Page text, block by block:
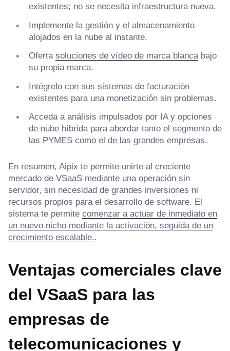
existentes; no se necesita infraestructura nueva.
Implemente la gestión y el almacenamiento
alojados en la nube al instante.
Oferta soluciones de vídeo de marca blancabajo
su propia marca.
Intégrelo con sus sistemas de facturación
existentes para una monetización sin problemas.
Acceda a análisis impulsados por IA y opciones
de nube híbrida para abordar tanto el segmento de
las PYMES como el de las grandes empresas.
En resumen, Aipix te permite unirte al creciente
mercado de VSaaS mediante una operación sin
servidor, sin necesidad de grandes inversiones ni
recursos propios para el desarrollo de software. El
sistema te permite comenzar a actuar de inmediato en
un nuevo nicho mediante la activación, seguida de un
crecimiento escalable..
Ventajas comerciales clave
del VSaaS para las
empresas de
telecomunicaciones y